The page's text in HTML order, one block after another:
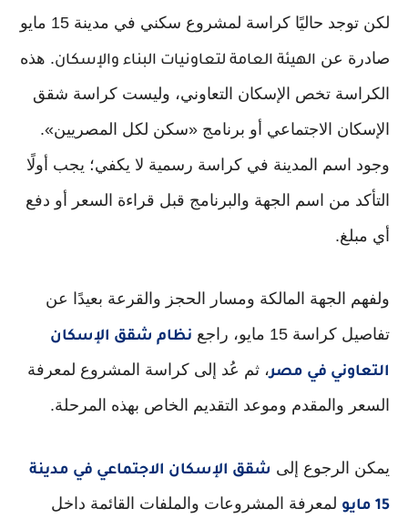
لكن توجد حاليًا كراسة لمشروع سكني في مدينة 15 مايو
صادرة عن الهيئة العامة لتعاونيات البناء والإسكان. هذه
الكراسة تخص الإسكان التعاوني، وليست كراسة شقق
الإسكان الاجتماعي أو برنامج «سكن لكل المصريين».
وجود اسم المدينة في كراسة رسمية لا يكفي؛ يجب أولًا
التأكد من اسم الجهة والبرنامج قبل قراءة السعر أو دفع
أي مبلغ.
ولفهم الجهة المالكة ومسار الحجز والقرعة بعيدًا عن
تفاصيل كراسة 15 مايو، راجع
نظام شقق الإسكان
التعاوني في مصر، ثم عُد إلى كراسة المشروع لمعرفة
السعر والمقدم وموعد التقديم الخاص بهذه المرحلة.
يمكن الرجوع إلى شقق الإسكان الاجتماعي في مدينة
15 مايو
لمعرفة المشروعات والملفات القائمة داخل